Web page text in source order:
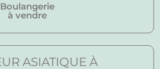
Boulangerie
à vendre